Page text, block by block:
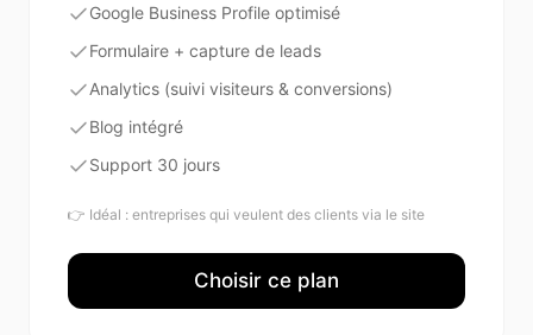
Google Business Profile optimisé
Formulaire + capture de leads
Analytics (suivi visiteurs & conversions)
Blog intégré
Support 30 jours
👉 Idéal : entreprises qui veulent des clients via le site
Choisir ce plan